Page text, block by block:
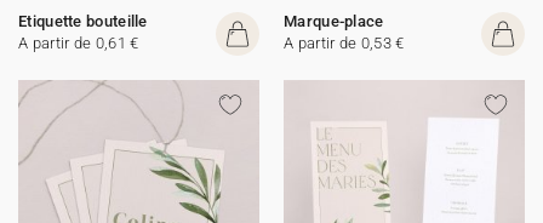
Etiquette bouteille
A partir de 0,61 €
Marque-place
A partir de 0,53 €